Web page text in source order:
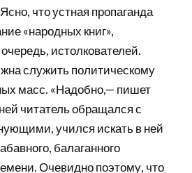
что устная пропаганда
«народных книг»,
истолкователей.
служить политическому
масс. «Надобно,— пишет
читатель обращался с
учился искать в ней
балаганного
Очевидно поэтому, что